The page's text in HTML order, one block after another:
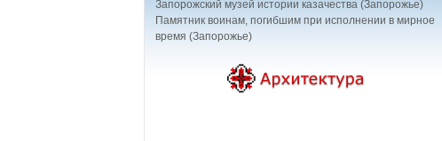
Запорожский музей истории казачества (Запорожье)
Памятник воинам, погибшим при исполнении в мирное
время (Запорожье)